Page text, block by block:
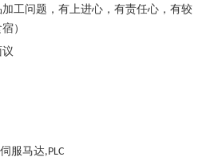
工问题，有上进心，有责任心，有较
）
伺服马达,PLC